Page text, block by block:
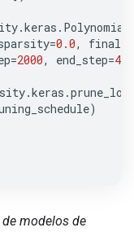
.keras .
=0.0,
=2000, end_step=
.keras .
)
modelos de